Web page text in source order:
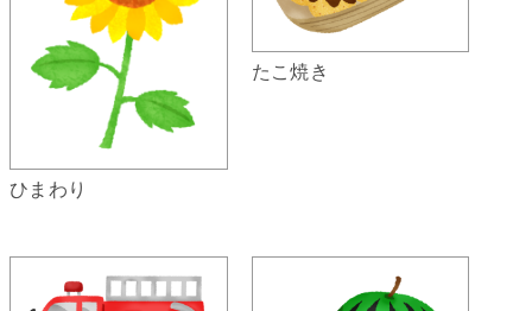
ひまわり
たこ焼き